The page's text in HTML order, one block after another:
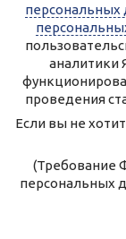
Для
Продолжая
использование
Вы всегда
Персональные
Правила
персональных
аналитики
проведения
Если вы не
(Требование
персональных